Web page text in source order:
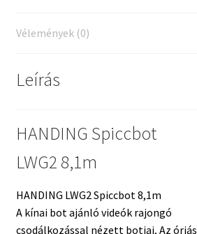
Vélemények (0)
Leírás
HANDING Spiccbot
LWG2 8,1m
HANDING LWG2 Spiccbot 8,1m
A kínai bot ajánló videók rajongó
csodálkozással nézett botjai, Az óriás